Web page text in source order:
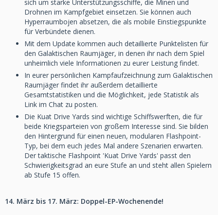
sich um starke Unterstützungsschiffe, die Minen und
Drohnen im Kampfgebiet einsetzen. Sie können auch
Hyperraumbojen absetzen, die als mobile Einstiegspunkte
für Verbündete dienen.
Mit dem Update kommen auch detaillierte Punktelisten für
den Galaktischen Raumjäger, in denen ihr nach dem Spiel
unheimlich viele Informationen zu eurer Leistung findet.
In eurer persönlichen Kampfaufzeichnung zum Galaktischen
Raumjäger findet ihr außerdem detaillierte
Gesamtstatistiken und die Möglichkeit, jede Statistik als
Link im Chat zu posten.
Die Kuat Drive Yards sind wichtige Schiffswerften, die für
beide Kriegsparteien von großem Interesse sind. Sie bilden
den Hintergrund für einen neuen, modularen Flashpoint-
Typ, bei dem euch jedes Mal andere Szenarien erwarten.
Der taktische Flashpoint 'Kuat Drive Yards' passt den
Schwierigkeitsgrad an eure Stufe an und steht allen Spielern
ab Stufe 15 offen.
14. März bis 17. März: Doppel-EP-Wochenende!